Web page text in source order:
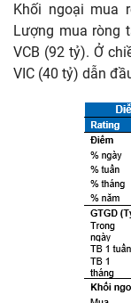
Khối ngoại mua
Lượng mua ròng
VCB (92 tỷ). Ở
VIC (40 tỷ) dẫn